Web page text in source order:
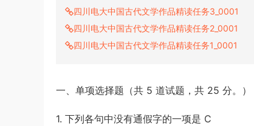
四川电大中国古代文学作品精读任务3_0001
四川电大中国古代文学作品精读任务2_0001
四川电大中国古代文学作品精读任务1_0001
一、单项选择题（共 5 道试题，共 25 分。）
1. 下列各句中没有通假字的一项是 C
登录了本站 7小时前
下载了资源2017年422公务员联考
《行测》真题（福建卷）答案及解析 (1)
16分钟前
下载了资源2019年下半年教师资格
19分钟前
签到打卡，获得1元奖励 52分钟前